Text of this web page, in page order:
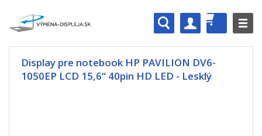
Display pre notebook HP PAVILION DV6-
1050EP LCD 15,6“ 40pin HD LED - Lesklý